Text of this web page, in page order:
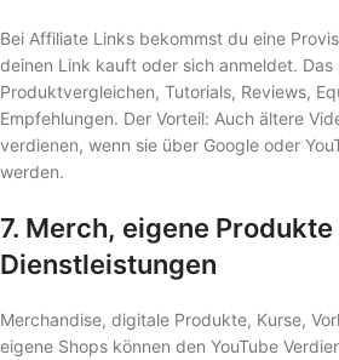
Bei Affiliate Links bekommst du eine
deinen Link kauft oder sich anmeldet.
Produktvergleichen, Tutorials, Reviews,
Empfehlungen. Der Vorteil: Auch ältere
verdienen, wenn sie über Google oder
werden.
7. Merch, eigene Produkte
Dienstleistungen
Merchandise, digitale Produkte, Kurse,
eigene Shops können den YouTube